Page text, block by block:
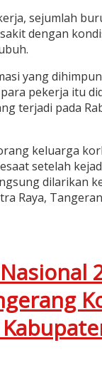
sejumlah
dengan
yang
pekerja itu
terjadi pada
keluarga
setelah
dilarikan
Raya,